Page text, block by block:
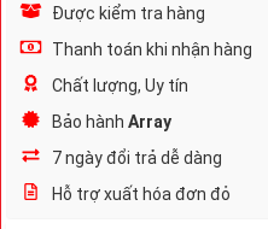
Được kiểm tra hàng
Thanh toán khi nhận hàng
Chất lượng, Uy tín
Bảo hành Array
7 ngày đổi trả dễ dàng
Hỗ trợ xuất hóa đơn đỏ